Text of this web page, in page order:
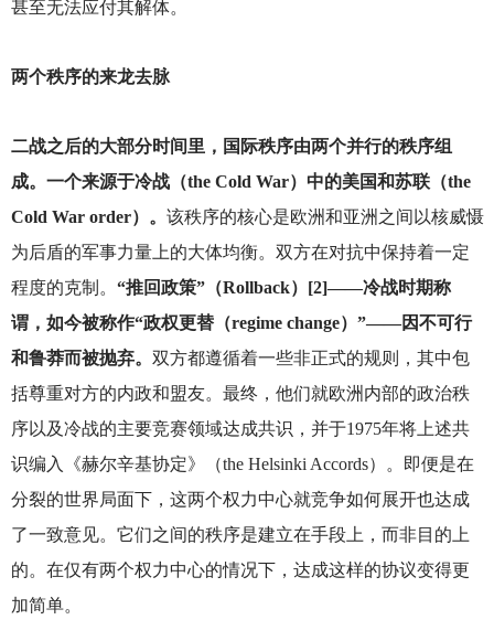
甚至无法应付其解体。
两个秩序的来龙去脉
二战之后的大部分时间里，国际秩序由两个并行的秩序组
成。一个来源于冷战（the Cold War）中的美国和苏联（the
Cold War order）。 该秩序的核心是欧洲和亚洲之间以核威慑
为后盾的军事力量上的大体均衡。双方在对抗中保持着一定
程度的克制。 “推回政策”（Rollback）[2]——冷战时期称
谓，如今被称作“政权更替（regime change）”——因不可行
和鲁莽而被抛弃。 双方都遵循着一些非正式的规则，其中包
括尊重对方的内政和盟友。最终，他们就欧洲内部的政治秩
序以及冷战的主要竞赛领域达成共识，并于1975年将上述共
识编入《赫尔辛基协定》（the Helsinki Accords）。即便是在
分裂的世界局面下，这两个权力中心就竞争如何展开也达成
了一致意见。它们之间的秩序是建立在手段上，而非目的上
的。在仅有两个权力中心的情况下，达成这样的协议变得更
加简单。